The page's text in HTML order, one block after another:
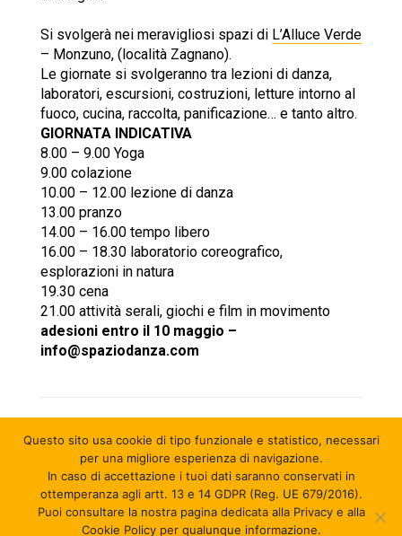
Si svolgerà nei meravigliosi spazi di L’Alluce Verde
– Monzuno, (località Zagnano).
Le giornate si svolgeranno tra lezioni di danza,
laboratori, escursioni, costruzioni, letture intorno al
fuoco, cucina, raccolta, panificazione… e tanto altro.
GIORNATA INDICATIVA
8.00 – 9.00 Yoga
9.00 colazione
10.00 – 12.00 lezione di danza
13.00 pranzo
14.00 – 16.00 tempo libero
16.00 – 18.30 laboratorio coreografico,
esplorazioni in natura
19.30 cena
21.00 attività serali, giochi e film in movimento
adesioni entro il 10 maggio –
info@spaziodanza.com
© 2026 MUVet ASD - APS - P.iva 03614411209 - C.F.
Questo sito usa cookie di tipo funzionale e statistico, necessari
per una migliore esperienza di navigazione.
In caso di accettazione i tuoi dati saranno conservati in
ottemperanza agli artt. 13 e 14 GDPR (Reg. UE 679/2016).
Puoi consultare la nostra pagina dedicata alla Privacy e alla
Cookie Policy per qualunque informazione.